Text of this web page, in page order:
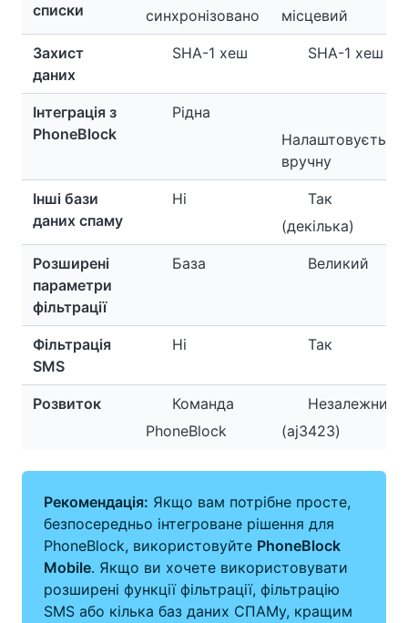
списки
синхронізовано
місцевий
Захист
даних
SHA-1 хеш SHA-1 хеш
Інтеграція з
PhoneBlock
Рідна
Налаштовується
вручну
Інші бази
даних спаму
Ні
Так
(декілька)
Розширені
параметри
фільтрації
База Великий
Фільтрація
SMS
Ні Так
Розвиток
Команда
PhoneBlock
Незалежний
(aj3423)
Рекомендація: Якщо вам потрібне просте,
безпосередньо інтегроване рішення для
PhoneBlock, використовуйте PhoneBlock
Mobile. Якщо ви хочете використовувати
розширені функції фільтрації, фільтрацію
SMS або кілька баз даних СПАМу, кращим